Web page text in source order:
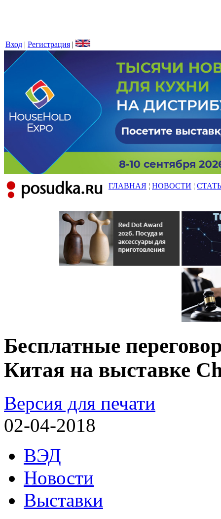
Вход | Регистрация |
ГЛАВНАЯ ¦ НОВОСТИ ¦
Бесплатные
Китая на выставке
Версия для печати
02-04-2018
ВЭД
Новости
Выставки